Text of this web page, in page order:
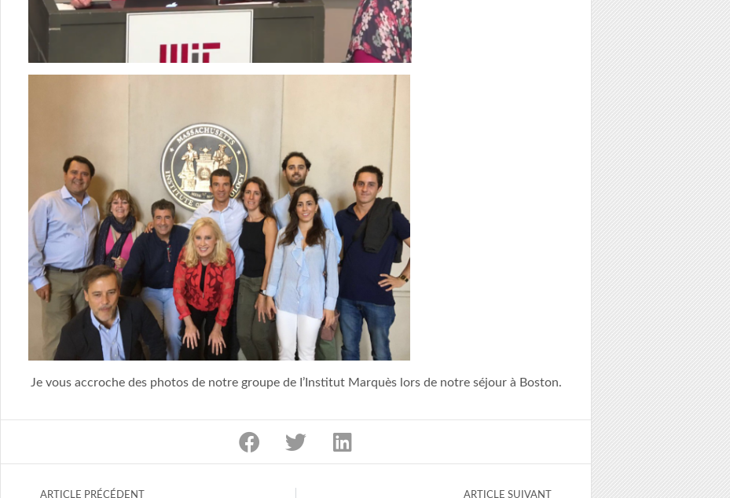
Je vous accroche des photos de notre groupe de I’Institut Marquès lors de notre séjour à Boston.
ARTICLE PRÉCÉDENT ARTICLE SUIVANT